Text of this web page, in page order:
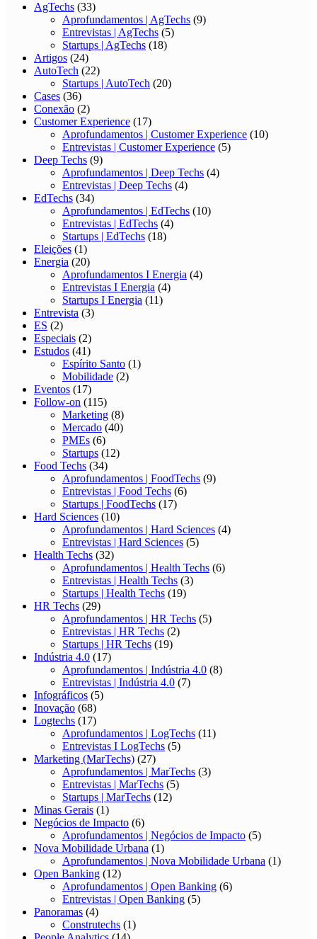
AgTechs (33)
Aprofundamentos | AgTechs (9)
Entrevistas | AgTechs (5)
Startups | AgTechs (18)
Artigos (24)
AutoTech (22)
Startups | AutoTech (20)
Cases (36)
Conexão (2)
Customer Experience (17)
Aprofundamentos | Customer Experience (10)
Entrevistas | Customer Experience (5)
Deep Techs (9)
Aprofundamentos | Deep Techs (4)
Entrevistas | Deep Techs (4)
EdTechs (34)
Aprofundamentos | EdTechs (10)
Entrevistas | EdTechs (4)
Startups | EdTechs (18)
Eleições (1)
Energia (20)
Aprofundamentos I Energia (4)
Entrevistas I Energia (4)
Startups I Energia (11)
Entrevista (3)
ES (2)
Especiais (2)
Estudos (41)
Espírito Santo (1)
Mobilidade (2)
Eventos (17)
Follow-on (115)
Marketing (8)
Mercado (40)
PMEs (6)
Startups (12)
Food Techs (34)
Aprofundamentos | FoodTechs (9)
Entrevistas | Food Techs (6)
Startups | FoodTechs (17)
Hard Sciences (10)
Aprofundamentos | Hard Sciences (4)
Entrevistas | Hard Sciences (5)
Health Techs (32)
Aprofundamentos | Health Techs (6)
Entrevistas | Health Techs (3)
Startups | Health Techs (19)
HR Techs (29)
Aprofundamentos | HR Techs (5)
Entrevistas | HR Techs (2)
Startups | HR Techs (19)
Indústria 4.0 (17)
Aprofundamentos | Indústria 4.0 (8)
Entrevistas | Indústria 4.0 (7)
Infográficos (5)
Inovação (68)
Logtechs (17)
Aprofundamentos | LogTechs (11)
Entrevistas I LogTechs (5)
Marketing (MarTechs) (27)
Aprofundamentos | MarTechs (3)
Entrevistas | MarTechs (5)
Startups | MarTechs (12)
Minas Gerais (1)
Negócios de Impacto (6)
Aprofundamentos | Negócios de Impacto (5)
Nova Mobilidade Urbana (1)
Aprofundamentos | Nova Mobilidade Urbana (1)
Open Banking (12)
Aprofundamentos | Open Banking (6)
Entrevistas | Open Banking (5)
Panoramas (4)
Construtechs (1)